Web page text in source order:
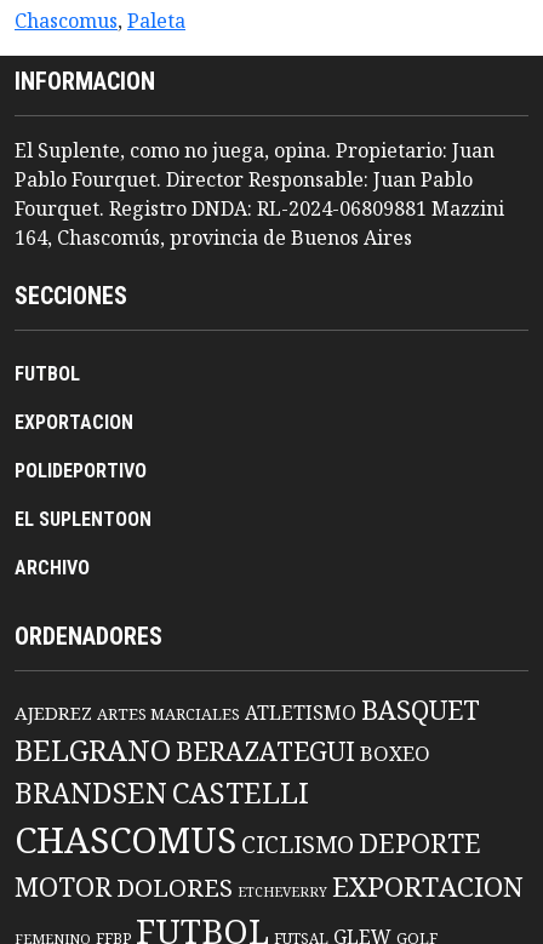
Chascomus,Paleta
INFORMACION
El Suplente, como no juega, opina. Propietario: Juan
Pablo Fourquet. Director Responsable: Juan Pablo
Fourquet. Registro DNDA: RL-2024-06809881 Mazzini
164, Chascomús, provincia de Buenos Aires
SECCIONES
FUTBOL
EXPORTACION
POLIDEPORTIVO
EL SUPLENTOON
ARCHIVO
ORDENADORES
AJEDREZ ARTES MARCIALES ATLETISMO BASQUET
BELGRANO BERAZATEGUIBOXEO
BRANDSENCASTELLI
CHASCOMUS CICLISMO DEPORTE
MOTORDOLORES ETCHEVERRY EXPORTACION
FEMENINO FFBP FUTBOL FUTSAL GLEW GOLF